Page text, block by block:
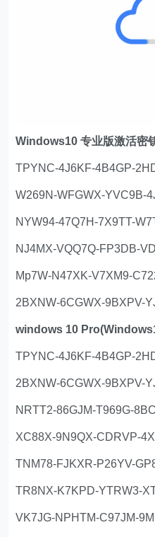
Windows10 专业版激活密
TPYNC-4J6KF-4B4GP-
W269N-WFGWX-YVC9B-
NYW94-47Q7H-7X9TT-
NJ4MX-VQQ7Q-FP3DB-
Mp7W-N47XK-V7XM9-
2BXNW-6CGWX-9BXPV-
windows 10
TPYNC-4J6KF-4B4GP-
2BXNW-6CGWX-9BXPV-
NRTT2-86GJM-T969G-
XC88X-9N9QX-CDRVP-
TNM78-FJKXR-P26YV-
TR8NX-K7KPD-YTRW3-
VK7JG-NPHTM-C97JM-